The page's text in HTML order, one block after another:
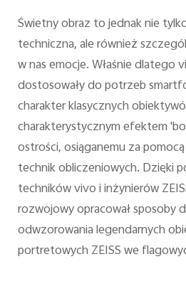
Świetny obraz to jednak nie
techniczna, ale również
w nas emocje. Właśnie dlatego
dostosowały do potrzeb
charakter klasycznych
charakterystycznym efektem
ostrości, osiąganemu za
technik obliczeniowych. Dzięki
techników vivo i inżynierów
rozwojowy opracował sposoby
odwzorowania legendarnych
portretowych ZEISS we